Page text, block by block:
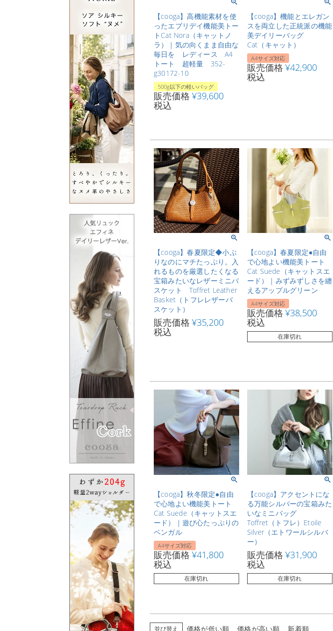
【cooga】高機能素材を使
ったエブリデイ機能美トー
トCat Nora（キャットノ
ラ）｜気の向くまま自由な
毎日を レディース A4
トート 超軽量 352-
g30172-10
500g以下の軽いバッグ
販売価格 ¥39,600
税込
【cooga】機能とエレガン
スを両立した正統派の機能
美デイリーバッグ
Cat（キャット）
A4サイズ対応
販売価格 ¥42,900
税込
【cooga】春夏限定◆小ぶ
りなのにマチたっぷり。入
れるものを厳選したくなる
宝箱みたいなレザーミニバ
スケット Toffret Leather
Basket（トフレレザーバ
スケット）
販売価格 ¥35,200
税込
【cooga】春夏限定●自由
で心地よい機能美トート
Cat Suede（キャットスエ
ード）｜みずみずしさを纏
えるアップルグリーン
A4サイズ対応
販売価格 ¥38,500
税込
在庫切れ
【cooga】秋冬限定●自由
で心地よい機能美トート
Cat Suede（キャットスエ
ード）｜遊び心たっぷりの
ベンガル
A4サイズ対応
販売価格 ¥41,800
税込
在庫切れ
【cooga】アクセントにな
る万能シルバーの宝箱みた
いなミニバッグ
Toffret（トフレ）Etoile
Silver（エトワールシルバ
ー）
販売価格 ¥31,900
税込
在庫切れ
並び替え 価格が低い順 価格が高い順 新着順